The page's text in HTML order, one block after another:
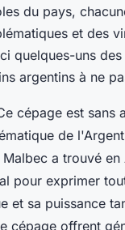
du pays,
et des
quelques-uns
argentins à ne
cépage est sans
de
Malbec a trouvé en
pour exprimer
et sa puissance
cépage offrent